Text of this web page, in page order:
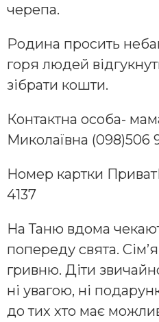
черепа.
Родина просить
горя людей
зібрати кошти.
Контактна особа-
Миколаївна (098)506
Номер картки
4137
На Таню вдома
попереду свята.
гривню. Діти
ні увагою, ні
до тих хто має